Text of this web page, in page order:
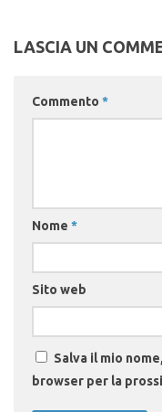
LASCIA UN
Commento *
Nome *
Sito web
Salva il mio
browser per la